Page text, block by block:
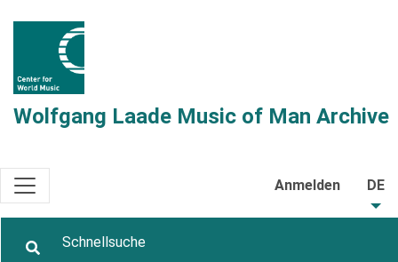
Wolfgang Laade Music of Man Archive
Anmelden DE